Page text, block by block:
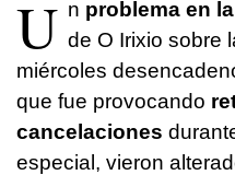
U n problema en
de O Irixio sobre
miércoles
que fue provocando
cancelaciones
especial, vieron